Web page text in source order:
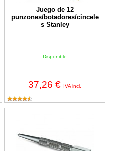
Juego de 12
punzones/botadores/cincele
s Stanley
Disponible
37,26 € IVA incl.